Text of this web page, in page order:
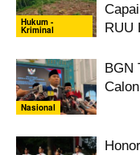
Hukum -
Kriminal
RUU
Nasional
BGN